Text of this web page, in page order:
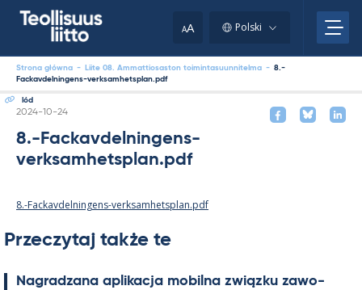
AA Polski
Strona główna - Liite 08. Ammattiosaston toimintasuunnitelma - 8.-
Fackavdelningens-verksamhetsplan.pdf
lód
Kirjoitettu
2024-10-24
8.-Fackavdelningens-
verksamhetsplan.pdf
8.-Fackavdelningens-verksamhetsplan.pdf
Przeczytaj także te
Na­gradzana apli­kacja mo­bilna związku zawo­